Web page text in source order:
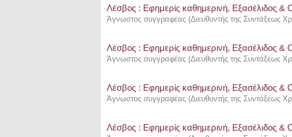
Λέσβος : Eφημερίς καθημερινή, Εξασέλιδος &
Άγνωστος συγγραφέας (Διευθυντής της Συντάξεως
Λέσβος : Eφημερίς καθημερινή, Εξασέλιδος &
Άγνωστος συγγραφέας (Διευθυντής της Συντάξεως
Λέσβος : Eφημερίς καθημερινή, Εξασέλιδος &
Άγνωστος συγγραφέας (Διευθυντής της Συντάξεως
Λέσβος : Eφημερίς καθημερινή, Εξασέλιδος &